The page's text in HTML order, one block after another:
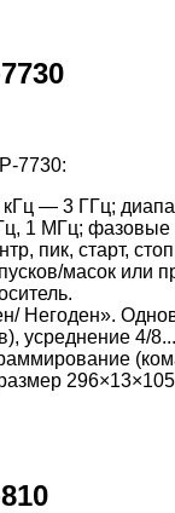
7730:
— 3 ГГц;
1 МГц;
пик, старт,
масок или
Негоден».
усреднение